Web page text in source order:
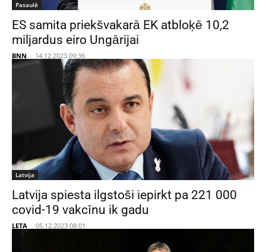
Pasaulē
ES samita priekšvakarā EK atbloķē 10,2
miljardus eiro Ungārijai
BNN - 14.12.2023 09:36
Latvija
Latvija spiesta ilgstoši iepirkt pa 221 000
covid-19 vakcīnu ik gadu
LETA - 05.12.2023 08:01